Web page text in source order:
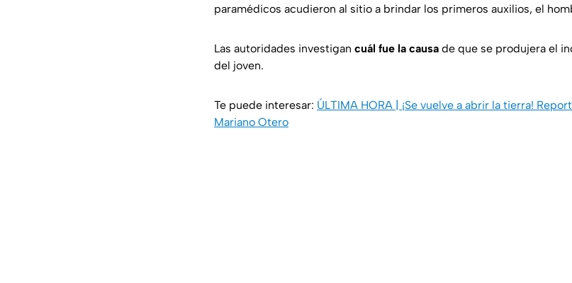
paramédicos acudieron al sitio a brindar los primeros auxilios, el
Las autoridades investigan cuál fue la causa de que se produjera el
del joven.
Te puede interesar: ÚLTIMA HORA | ¡Se vuelve a abrir la tierra!
Mariano Otero